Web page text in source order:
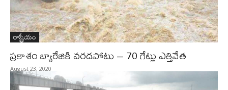
రాష్ట్రీయం
ప్రకాశం బ్యారేజికి వరదపోటు – 70 గేట్లు ఎత్తివేత
August 23, 2020